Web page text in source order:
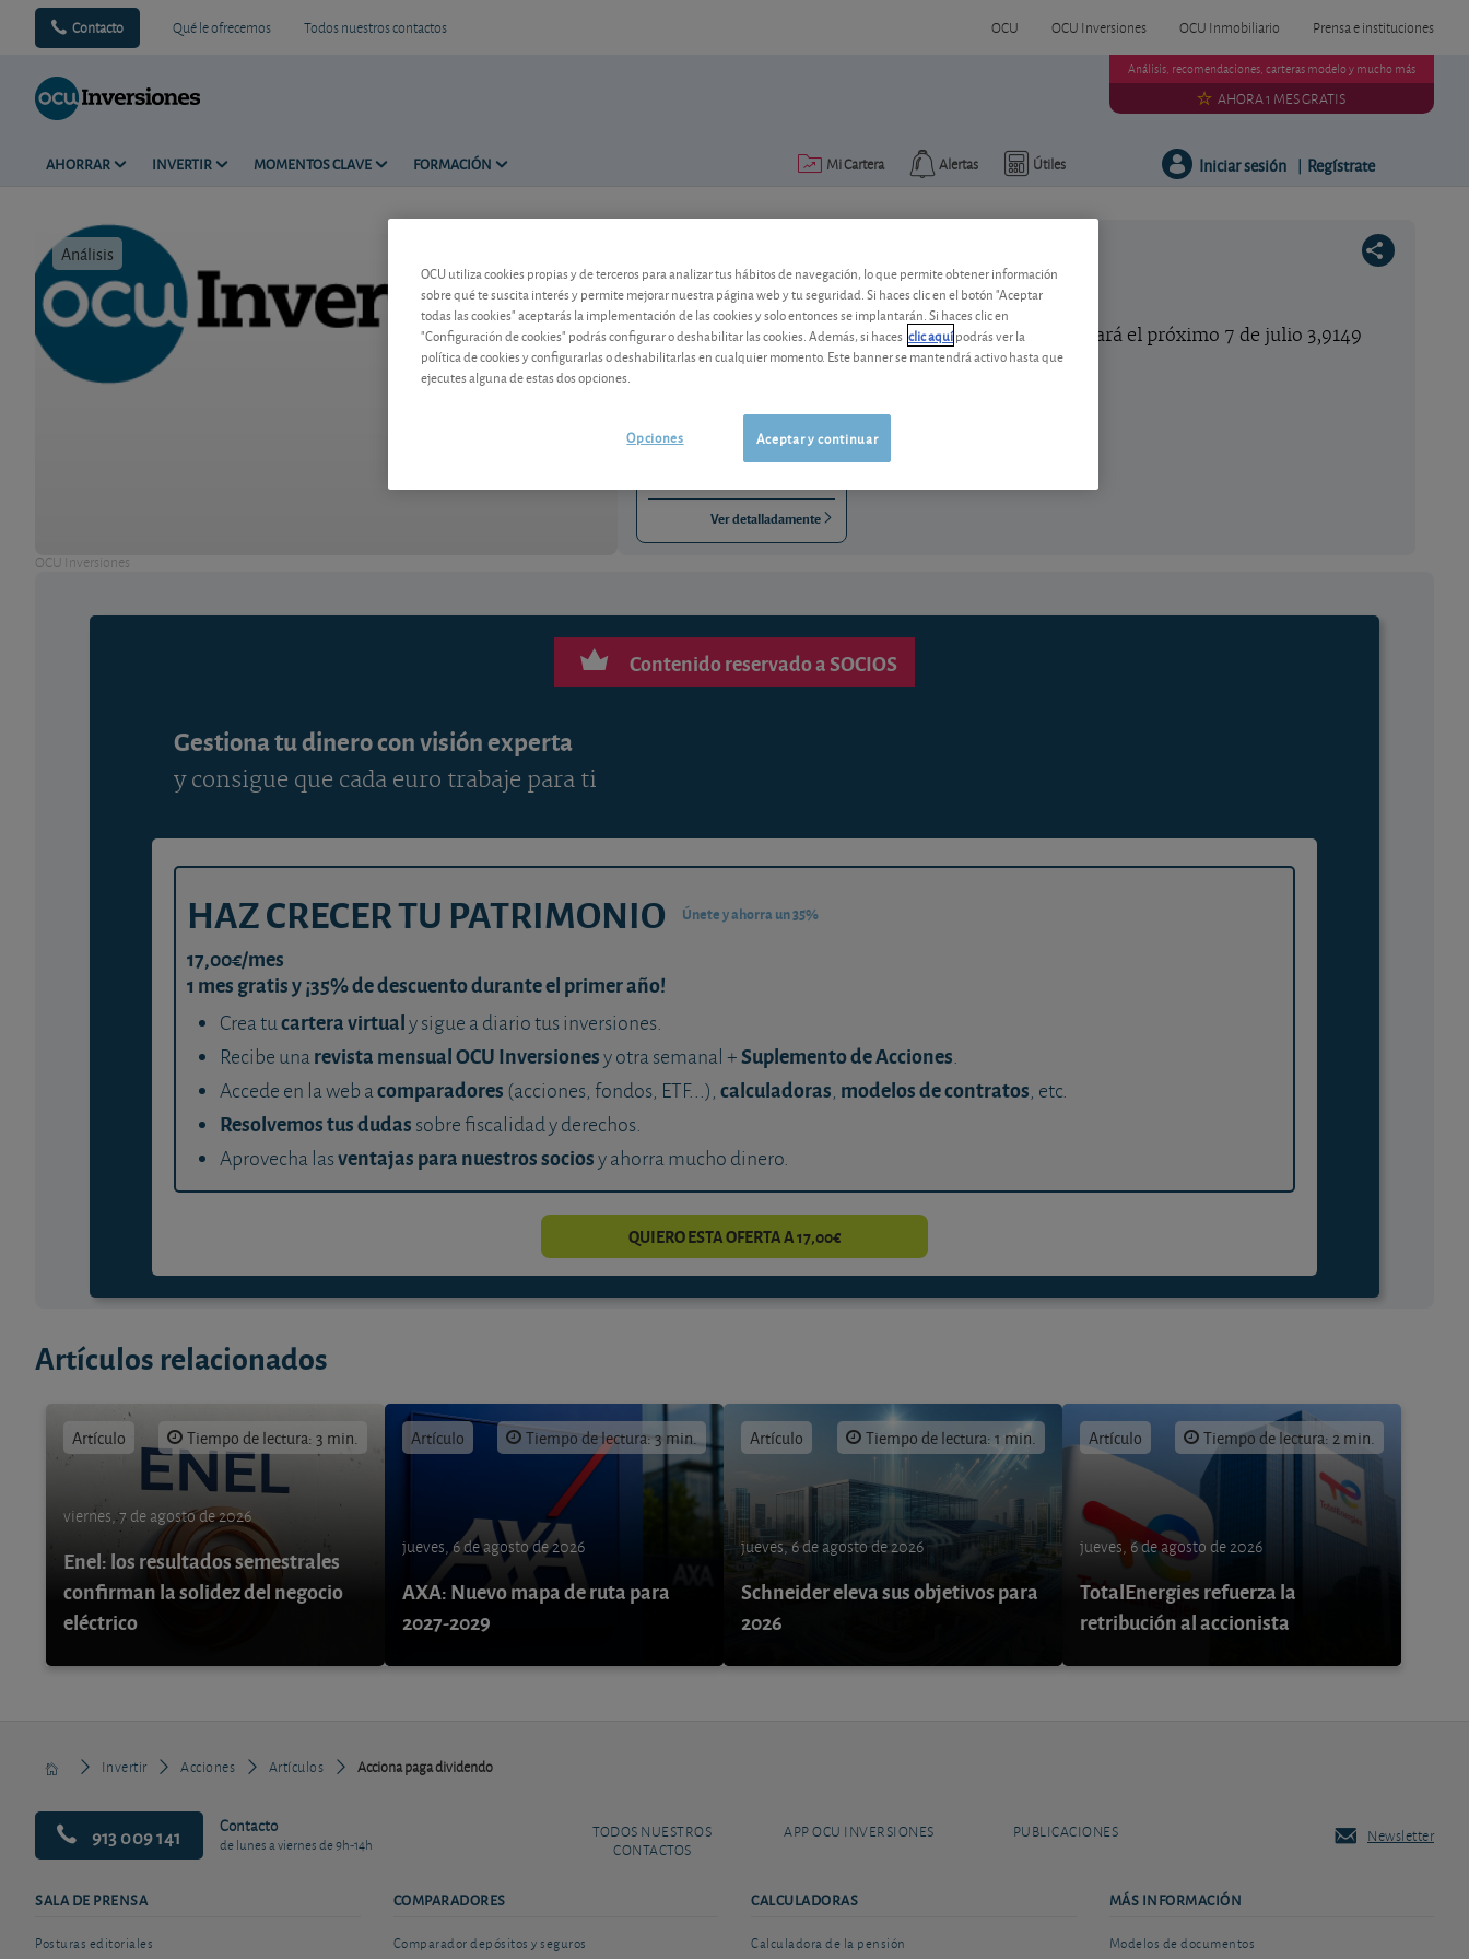
Contacto Qué le ofrecemos Todos nuestros contactos OCU OCU Inversiones OCU Inmobiliario Prensa e instituciones
AHORRAR INVERTIR MOMENTOS CLAVE FORMACIÓN Útiles
Alertas
Mi Cartera
Análisis, recomendaciones, carteras modelo y mucho más
AHORA 1 MES GRATIS
Iniciar sesión | Regístrate
Análisis
OCU Inversiones
Acciona paga dividendo
La compañía constructora y de infraestructuras abonará el próximo 7 de julio 3,9149
euros brutos por acción.
Ver detalladamente
Contenido reservado a SOCIOS
Gestiona tu dinero con visión experta
y consigue que cada euro trabaje para ti
HAZ CRECER TU PATRIMONIO Únete y ahorra un 35%
17,00€/mes
1 mes gratis y ¡35% de descuento durante el primer año!
Crea tucartera virtualy sigue a diario tus inversiones.
Recibe unarevista mensual OCU Inversionesy otra semanal +Suplemento de Acciones.
Accede en la web acomparadores (acciones, fondos, ETF...), calculadoras, modelos de contratos, etc.
Resolvemos tus dudas sobre fiscalidad y derechos.
Aprovecha lasventajas para nuestros sociosy ahorra mucho dinero.
QUIERO ESTA OFERTA A 17,00€
Artículos relacionados
Artículo Tiempo de lectura: 3 min.
viernes, 7 de agosto de 2026
Enel: los resultados semestrales
confirman la solidez del negocio
eléctrico
Artículo Tiempo de lectura: 3 min.
jueves, 6 de agosto de 2026
AXA: Nuevo mapa de ruta para
2027-2029
Artículo Tiempo de lectura: 1 min.
jueves, 6 de agosto de 2026
Schneider eleva sus objetivos para
2026
Artículo Tiempo de lectura: 2 min.
jueves, 6 de agosto de 2026
TotalEnergies refuerza la
retribución al accionista
Invertir Acciones Artículos Acciona paga dividendo
913 009 141 Contacto
de lunes a viernes de 9h-14h
TODOS NUESTROS
CONTACTOS
APP OCU INVERSIONES PUBLICACIONES Newsletter
SALA DE PRENSA
Posturas editoriales
COMPARADORES
Comparador depósitos y seguros
CALCULADORAS
Calculadora de la pensión
MÁS INFORMACIÓN
Modelos de documentos
OCU utiliza cookies propias y de terceros para analizar tus hábitos de navegación, lo que permite obtener información
sobre qué te suscita interés y permite mejorar nuestra página web y tu seguridad. Si haces clic en el botón "Aceptar
todas las cookies" aceptarás la implementación de las cookies y solo entonces se implantarán. Si haces clic en
"Configuración de cookies" podrás configurar o deshabilitar las cookies. Además, si haces clic aquípodrás ver la
política de cookies y configurarlas o deshabilitarlas en cualquier momento. Este banner se mantendrá activo hasta que
ejecutes alguna de estas dos opciones.
Aceptar y continuar
Opciones